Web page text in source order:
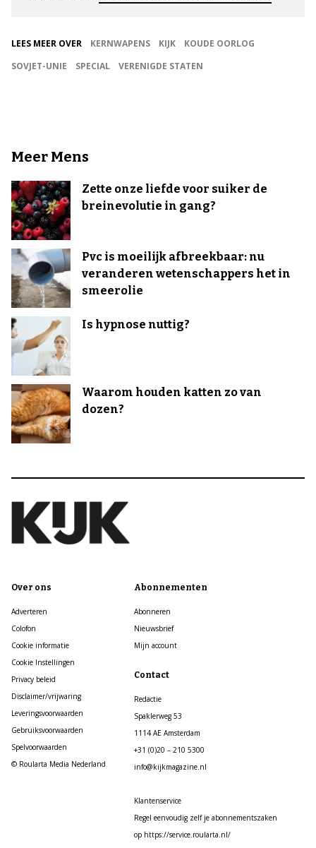
LEES MEER OVER KERNWAPENS KIJK
KOUDE OORLOG
SOVJET-UNIE
SPECIAL VERENIGDE STATEN
Meer Mens
Zette onze liefde voor suiker de
breinevolutie in gang?
Pvc is moeilijk afbreekbaar: nu
veranderen wetenschappers het in
smeerolie
Is hypnose nuttig?
Waarom houden katten zo van
dozen?
Over ons
Adverteren
Colofon
Cookie informatie
Cookie Instellingen
Privacy beleid
Disclaimer/vrijwaring
Leveringsvoorwaarden
Gebruiksvoorwaarden
Spelvoorwaarden
© Roularta Media Nederland
Abonnementen
Abonneren
Nieuwsbrief
Mijn account
Contact
Redactie
Spaklerweg 53
1114 AE Amsterdam
+31 (0)20 – 210 5300
info@kijkmagazine.nl
Klantenservice
Regel eenvoudig zelf je abonnementszaken
op https://service.roularta.nl/